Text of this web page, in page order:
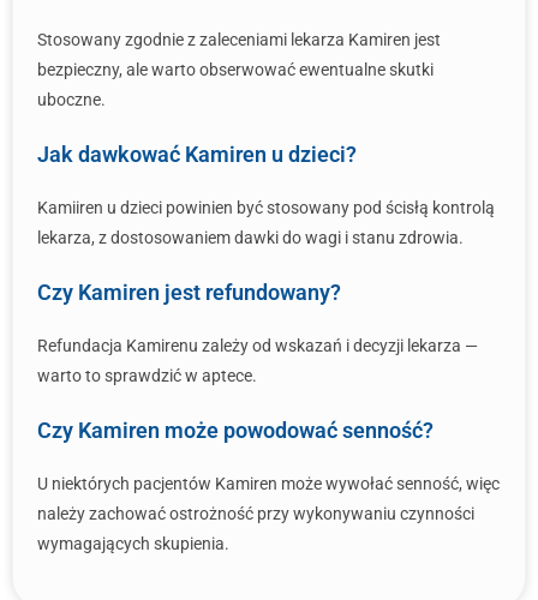
Stosowany zgodnie z zaleceniami lekarza Kamiren jest
bezpieczny, ale warto obserwować ewentualne skutki
uboczne.
Jak dawkować Kamiren u dzieci?
Kamiiren u dzieci powinien być stosowany pod ścisłą kontrolą
lekarza, z dostosowaniem dawki do wagi i stanu zdrowia.
Czy Kamiren jest refundowany?
Refundacja Kamirenu zależy od wskazań i decyzji lekarza —
warto to sprawdzić w aptece.
Czy Kamiren może powodować senność?
U niektórych pacjentów Kamiren może wywołać senność, więc
należy zachować ostrożność przy wykonywaniu czynności
wymagających skupienia.